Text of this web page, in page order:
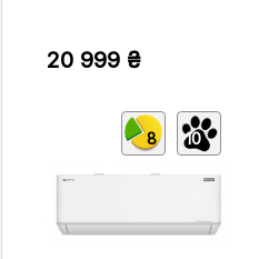
20 999 ₴
8 10